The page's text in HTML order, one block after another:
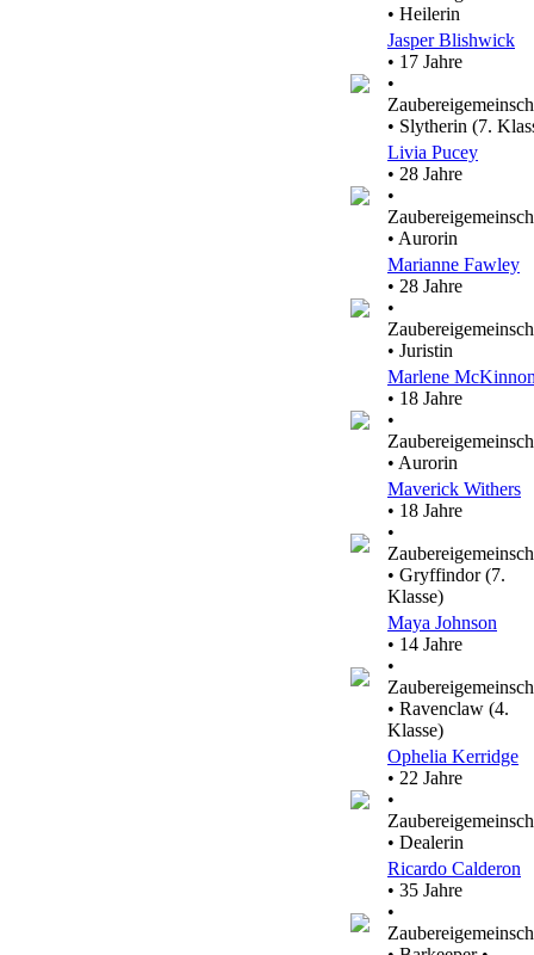
• Heilerin
Jasper Blishwick
• 17 Jahre
•
• Slytherin (7.
Livia Pucey
• 28 Jahre
•
• Aurorin
Marianne Fawley
• 28 Jahre
•
• Juristin
Marlene
• 18 Jahre
•
• Aurorin
Maverick Withers
• 18 Jahre
•
• Gryffindor (7.
Klasse)
Maya Johnson
• 14 Jahre
•
• Ravenclaw (4.
Klasse)
Ophelia Kerridge
• 22 Jahre
•
• Dealerin
Ricardo Calderon
• 35 Jahre
•